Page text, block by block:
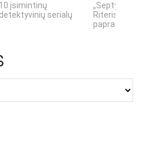
10 įsimintinų
detektyvinių serialų
„Septynių
Riteris" – kai